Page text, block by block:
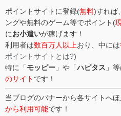
ポイントサイトに登録(無料)すれば、
ングや無料のゲーム等でポイント(
にお小遣いが稼げます！
利用者は数百万人以上おり、中には
ポイントサイトとは?)
特に「モッピー 」や「ハピタス 」
のサイト です！
当ブログのバナーから各サイトへ
から利用可能です！